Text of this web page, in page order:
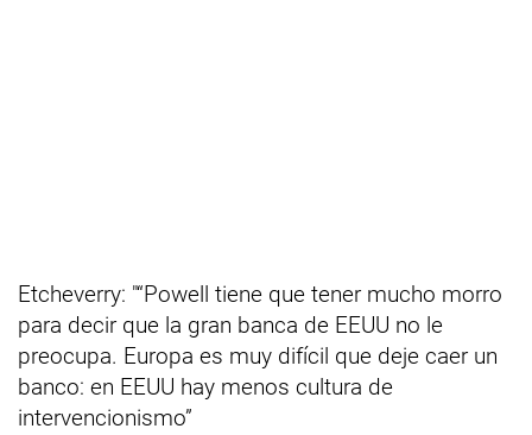
Etcheverry: "“Powell tiene que tener mucho morro
para decir que la gran banca de EEUU no le
preocupa. Europa es muy difícil que deje caer un
banco: en EEUU hay menos cultura de
intervencionismo”